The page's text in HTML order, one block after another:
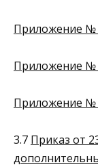
Приложение №
Приложение №
Приложение №
3.7 Приказ от